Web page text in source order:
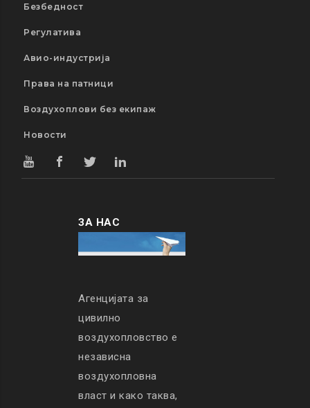
Безбедност
Регулатива
Авио-индустрија
Права на патници
Воздухоплови без екипаж
Новости
ЗА НАС
Агенцијата за
цивилно
воздухопловство е
независна
воздухопловна
власт и како таква,